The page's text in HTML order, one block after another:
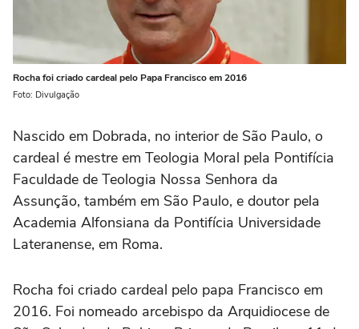
Rocha foi criado cardeal pelo Papa Francisco em 2016
Foto: Divulgação
Nascido em Dobrada, no interior de São Paulo, o
cardeal é mestre em Teologia Moral pela Pontifícia
Faculdade de Teologia Nossa Senhora da
Assunção, também em São Paulo, e doutor pela
Academia Alfonsiana da Pontifícia Universidade
Lateranense, em Roma.
Rocha foi criado cardeal pelo papa Francisco em
2016. Foi nomeado arcebispo da Arquidiocese de